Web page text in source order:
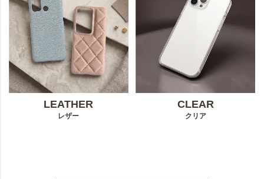
LEATHER
レザー
CLEAR
クリア